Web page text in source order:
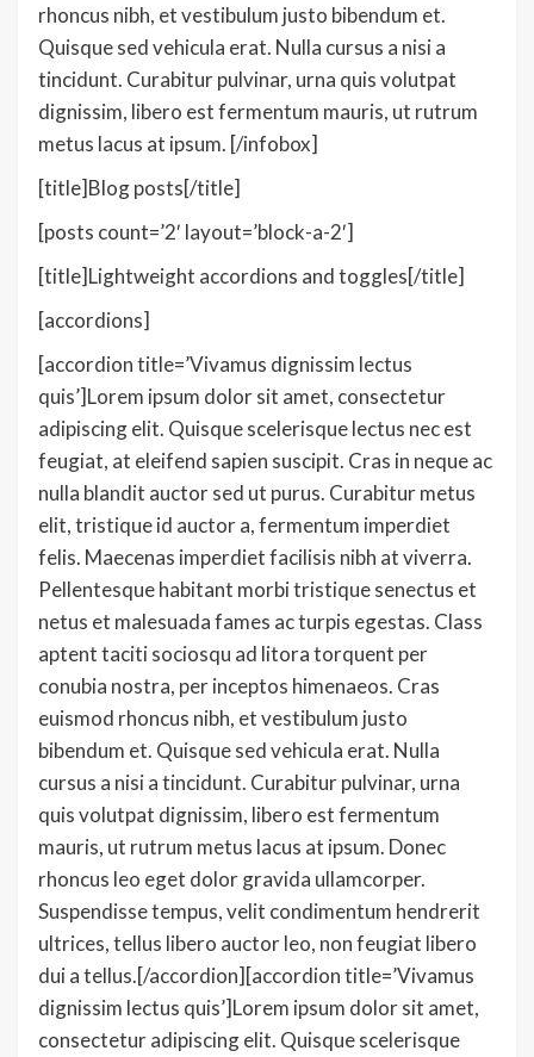
rhoncus nibh, et vestibulum justo bibendum et.
Quisque sed vehicula erat. Nulla cursus a nisi a
tincidunt. Curabitur pulvinar, urna quis volutpat
dignissim, libero est fermentum mauris, ut rutrum
metus lacus at ipsum. [/infobox]
[title]Blog posts[/title]
[posts count=’2′ layout=’block-a-2′]
[title]Lightweight accordions and toggles[/title]
[accordions]
[accordion title=’Vivamus dignissim lectus
quis’]Lorem ipsum dolor sit amet, consectetur
adipiscing elit. Quisque scelerisque lectus nec est
feugiat, at eleifend sapien suscipit. Cras in neque ac
nulla blandit auctor sed ut purus. Curabitur metus
elit, tristique id auctor a, fermentum imperdiet
felis. Maecenas imperdiet facilisis nibh at viverra.
Pellentesque habitant morbi tristique senectus et
netus et malesuada fames ac turpis egestas. Class
aptent taciti sociosqu ad litora torquent per
conubia nostra, per inceptos himenaeos. Cras
euismod rhoncus nibh, et vestibulum justo
bibendum et. Quisque sed vehicula erat. Nulla
cursus a nisi a tincidunt. Curabitur pulvinar, urna
quis volutpat dignissim, libero est fermentum
mauris, ut rutrum metus lacus at ipsum. Donec
rhoncus leo eget dolor gravida ullamcorper.
Suspendisse tempus, velit condimentum hendrerit
ultrices, tellus libero auctor leo, non feugiat libero
dui a tellus.[/accordion][accordion title=’Vivamus
dignissim lectus quis’]Lorem ipsum dolor sit amet,
consectetur adipiscing elit. Quisque scelerisque